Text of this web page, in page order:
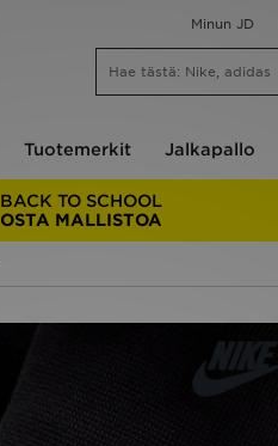
Minun JD
Tuotemerkit Jalkapallo
BACK TO SCHOOL
OSTA MALLISTOA